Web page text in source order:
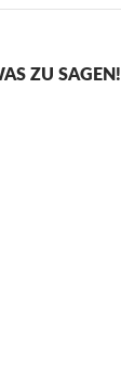
ZU SAGEN!